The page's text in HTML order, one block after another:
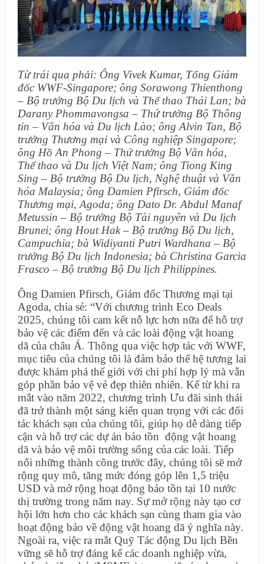
Từ trái qua phải: Ông Vivek Kumar, Tổng Giám
đốc WWF-Singapore; ông Sorawong Thienthong
– Bộ trưởng Bộ Du lịch và Thể thao Thái Lan; bà
Darany Phommavongsa – Thứ trưởng Bộ Thông
tin – Văn hóa và Du lịch Lào; ông Alvin Tan, Bộ
trưởng Thương mại và Công nghiệp Singapore;
ông Hồ An Phong – Thứ trưởng Bộ Văn hóa,
Thể thao và Du lịch Việt Nam; ông Tiong King
Sing – Bộ trưởng Bộ Du lịch, Nghệ thuật và Văn
hóa Malaysia; ông Damien Pfirsch, Giám đốc
Thương mại, Agoda; ông Dato Dr. Abdul Manaf
Metussin – Bộ trưởng Bộ Tài nguyên và Du lịch
Brunei; ông Hout Hak – Bộ trưởng Bộ Du lịch,
Campuchia; bà Widiyanti Putri Wardhana – Bộ
trưởng Bộ Du lịch Indonesia; bà Christina Garcia
Frasco – Bộ trưởng Bộ Du lịch Philippines.
Ông Damien Pfirsch, Giám đốc Thương mại tại
Agoda, chia sẻ: “Với chương trình Eco Deals
2025, chúng tôi cam kết nỗ lực hơn nữa để hỗ trợ
bảo vệ các điểm đến và các loài động vật hoang
dã của châu Á. Thông qua việc hợp tác với WWF,
mục tiêu của chúng tôi là đảm bảo thế hệ tương lai
được khám phá thế giới với chi phí hợp lý mà vẫn
góp phần bảo vệ vẻ đẹp thiên nhiên. Kể từ khi ra
mắt vào năm 2022, chương trình Ưu đãi sinh thái
đã trở thành một sáng kiến quan trọng với các đối
tác khách sạn của chúng tôi, giúp họ dễ dàng tiếp
cận và hỗ trợ các dự án bảo tồn động vật hoang
dã và bảo vệ môi trường sống của các loài. Tiếp
nối những thành công trước đây, chúng tôi sẽ mở
rộng quy mô, tăng mức đóng góp lên 1,5 triệu
USD và mở rộng hoạt động bảo tồn tại 10 nước
thị trường trong năm nay. Sự mở rộng này tạo cơ
hội lớn hơn cho các khách sạn cùng tham gia vào
hoạt động bảo về động vật hoang dã ý nghĩa này.
Ngoài ra, việc ra mắt Quỹ Tác động Du lịch Bền
vững sẽ hỗ trợ đáng kể các doanh nghiệp vừa,